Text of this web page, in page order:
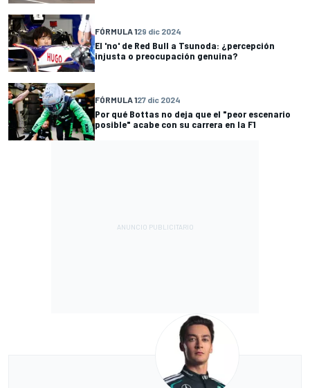
FÓRMULA 129 dic 2024
El 'no' de Red Bull a Tsunoda: ¿percepción
injusta o preocupación genuina?
FÓRMULA 127 dic 2024
Por qué Bottas no deja que el "peor escenario
posible" acabe con su carrera en la F1